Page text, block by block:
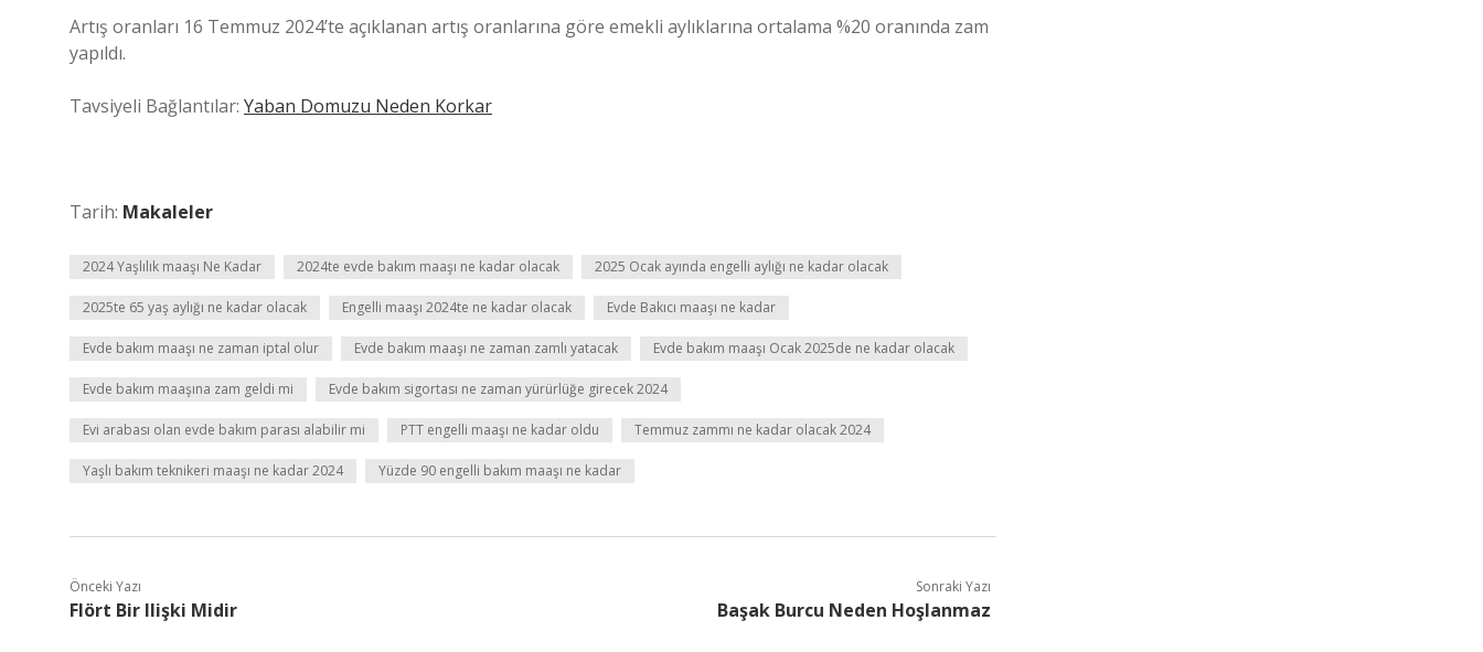
Artış oranları 16 Temmuz 2024’te açıklanan artış oranlarına göre emekli aylıklarına ortalama %20 oranında zam
yapıldı.
Tavsiyeli Bağlantılar: Yaban Domuzu Neden Korkar
Tarih: Makaleler
2024 Yaşlılık maaşı Ne Kadar 2024te evde bakım maaşı ne kadar olacak 2025 Ocak ayında engelli aylığı ne kadar olacak
2025te 65 yaş aylığı ne kadar olacak Engelli maaşı 2024te ne kadar olacak Evde Bakıcı maaşı ne kadar
Evde bakım maaşı ne zaman iptal olur Evde bakım maaşı ne zaman zamlı yatacak Evde bakım maaşı Ocak 2025de ne kadar olacak
Evde bakım maaşına zam geldi mi Evde bakım sigortası ne zaman yürürlüğe girecek 2024
Evi arabası olan evde bakım parası alabilir mi PTT engelli maaşı ne kadar oldu Temmuz zammı ne kadar olacak 2024
Yaşlı bakım teknikeri maaşı ne kadar 2024 Yüzde 90 engelli bakım maaşı ne kadar
Önceki Yazı
Flört Bir Ilişki Midir
Sonraki Yazı
Başak Burcu Neden Hoşlanmaz